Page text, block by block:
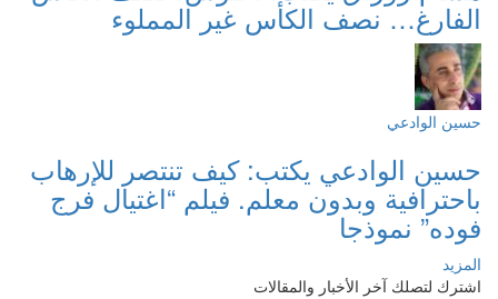
الفارغ… نصف الكأس غير المملوء
حسين الوادعي
حسين الوادعي يكتب: كيف تنتصر للإرهاب
باحترافية وبدون معلم. فيلم “اغتيال فرج
فوده” نموذجا
المزيد
اشترك لتصلك آخر الأخبار والمقالات